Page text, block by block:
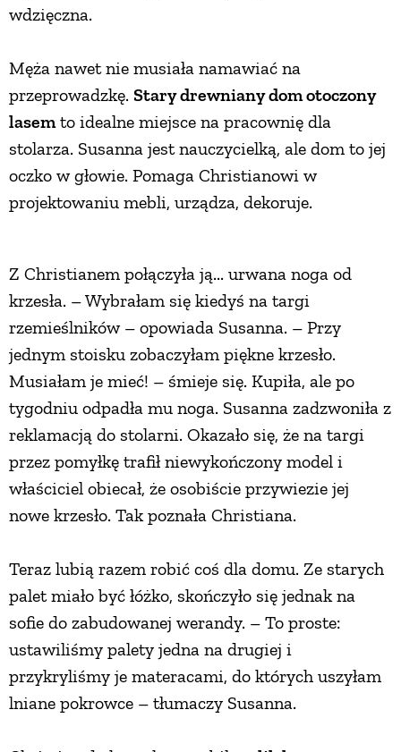
wdzięczna.
Męża nawet nie musiała namawiać na
przeprowadzkę. Stary drewniany dom otoczony
lasemto idealne miejsce na pracownię dla
stolarza. Susanna jest nauczycielką, ale dom to jej
oczko w głowie. Pomaga Christianowi w
projektowaniu mebli, urządza, dekoruje.
Z Christianem połączyła ją... urwana noga od
krzesła. – Wybrałam się kiedyś na targi
rzemieślników – opowiada Susanna. – Przy
jednym stoisku zobaczyłam piękne krzesło.
Musiałam je mieć! – śmieje się. Kupiła, ale po
tygodniu odpadła mu noga. Susanna zadzwoniła z
reklamacją do stolarni. Okazało się, że na targi
przez pomyłkę trafił niewykończony model i
właściciel obiecał, że osobiście przywiezie jej
nowe krzesło. Tak poznała Christiana.
Teraz lubią razem robić coś dla domu. Ze starych
palet miało być łóżko, skończyło się jednak na
sofie do zabudowanej werandy. – To proste:
ustawiliśmy palety jedna na drugiej i
przykryliśmy je materacami, do których uszyłam
lniane pokrowce – tłumaczy Susanna.